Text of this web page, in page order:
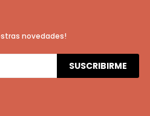
novedades!
SUSCRIBIRME